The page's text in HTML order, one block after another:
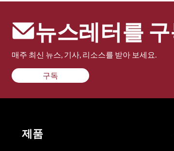
뉴스레터를
매주 최신 뉴스, 기사, 리소스를 받아 보세요.
구독
제품